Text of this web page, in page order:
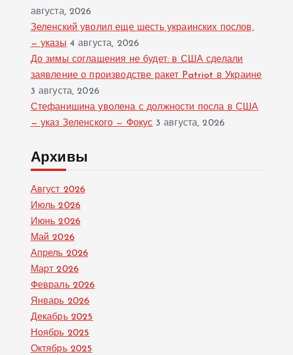
августа, 2026
Зеленский уволил еще шесть украинских послов,
— указы 4 августа, 2026
До зимы соглашения не будет: в США сделали
заявление о производстве ракет Patriot в Украине
3 августа, 2026
Стефанишина уволена с должности посла в США
— указ Зеленского — Фокус 3 августа, 2026
Архивы
Август 2026
Июль 2026
Июнь 2026
Май 2026
Апрель 2026
Март 2026
Февраль 2026
Январь 2026
Декабрь 2025
Ноябрь 2025
Октябрь 2025